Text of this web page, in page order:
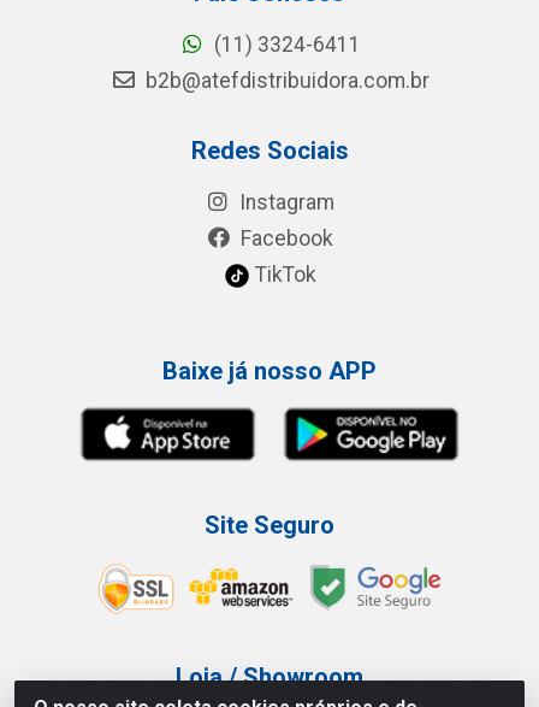
(11) 3324-6411
b2b@atefdistribuidora.com.br
Redes Sociais
Instagram
Facebook
TikTok
Baixe já nosso APP
Site Seguro
Loja / Showroom